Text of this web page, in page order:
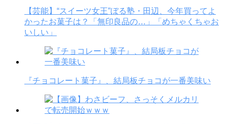
【芸能】“スイーツ女王”ぼる塾・田辺、今年買ってよ
かったお菓子は？「無印良品の…」「めちゃくちゃお
いしい」
『チョコレート菓子』、結局板チョコが一番美味い